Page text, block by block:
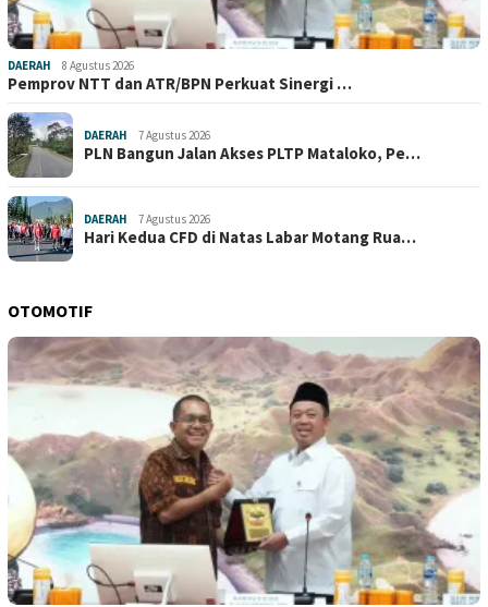
DAERAH 8 Agustus 2026
Pemprov NTT dan ATR/BPN Perkuat Sinergi …
DAERAH 7 Agustus 2026
PLN Bangun Jalan Akses PLTP Mataloko, Pe…
DAERAH 7 Agustus 2026
Hari Kedua CFD di Natas Labar Motang Rua…
OTOMOTIF